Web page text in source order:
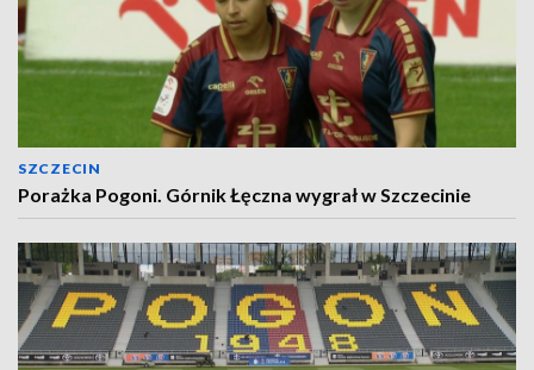
SZCZECIN
Porażka Pogoni. Górnik Łęczna wygrał w Szczecinie